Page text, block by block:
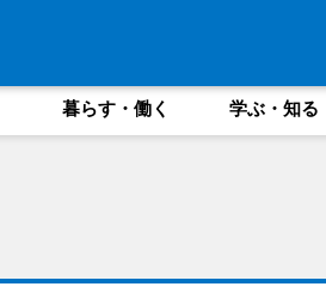
暮らす・働く 学ぶ・知る